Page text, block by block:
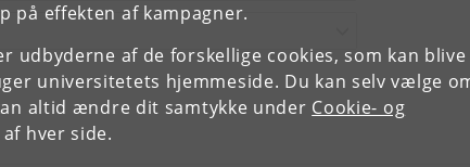
på effekten af kampagner.
udbyderne af de forskellige cookies, som kan
universitetets hjemmeside. Du kan selv vælge
altid ændre dit samtykke under Cookie- og
hver side.